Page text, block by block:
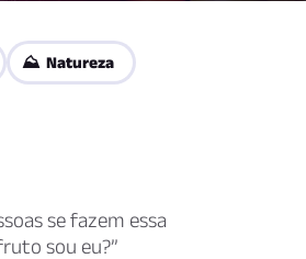
⛰️ Natureza
se fazem essa
sou eu?”